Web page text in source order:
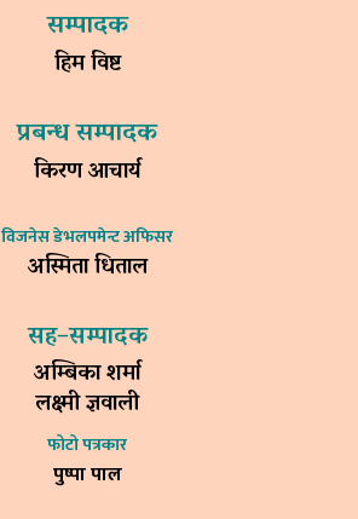
सम्पादक
हिम विष्ट
प्रबन्ध सम्पादक
किरण आचार्य
विजनेस डेभलपमेन्ट अफिसर
अस्मिता धिताल
सह–सम्पादक
अम्बिका शर्मा
लक्ष्मी ज्ञवाली
फोटो पत्रकार
पुष्पा पाल